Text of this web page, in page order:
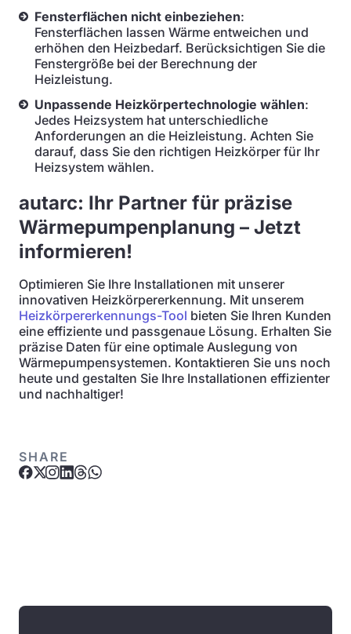
Fensterflächen nicht einbeziehen:
Fensterflächen lassen Wärme entweichen und
erhöhen den Heizbedarf. Berücksichtigen Sie die
Fenstergröße bei der Berechnung der
Heizleistung.
Unpassende Heizkörpertechnologie wählen:
Jedes Heizsystem hat unterschiedliche
Anforderungen an die Heizleistung. Achten Sie
darauf, dass Sie den richtigen Heizkörper für Ihr
Heizsystem wählen.
autarc: Ihr Partner für präzise
Wärmepumpenplanung – Jetzt
informieren!
Optimieren Sie Ihre Installationen mit unserer
innovativen Heizkörpererkennung. Mit unserem
Heizkörpererkennungs-Tool bieten Sie Ihren Kunden
eine effiziente und passgenaue Lösung. Erhalten Sie
präzise Daten für eine optimale Auslegung von
Wärmepumpensystemen. Kontaktieren Sie uns noch
heute und gestalten Sie Ihre Installationen effizienter
und nachhaltiger!
SHARE